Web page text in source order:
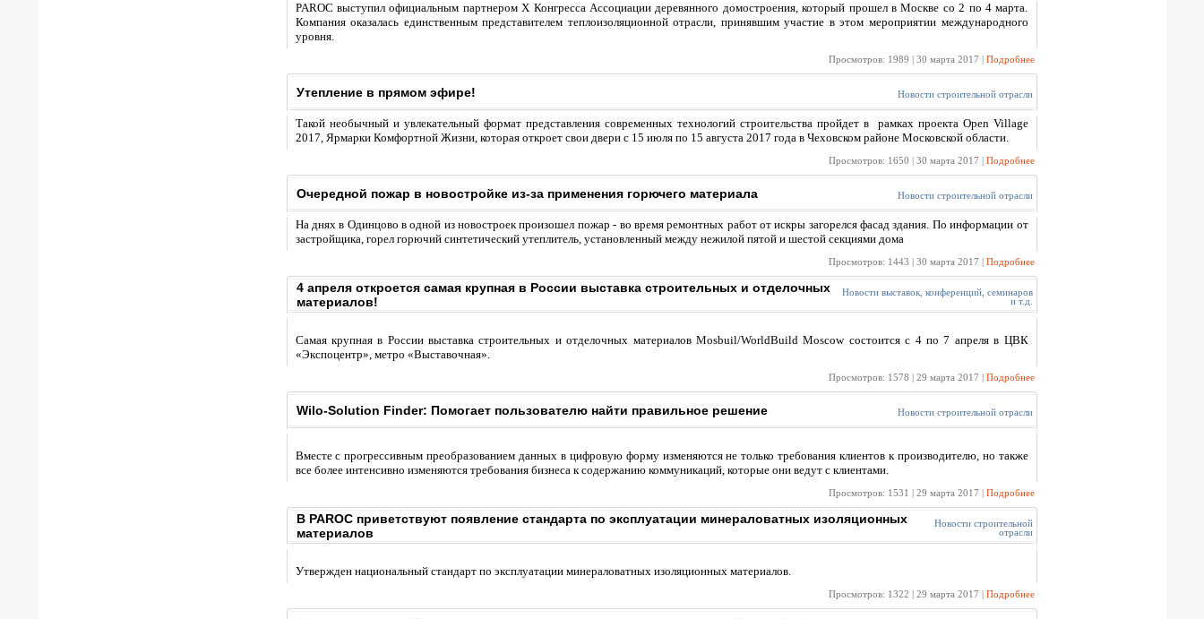
PAROC выступил официальным партнером X Конгресса Ассоциации деревянного домостроения, который прошел в Москве со 2 по 4 марта.
Компания оказалась единственным представителем теплоизоляционной отрасли, принявшим участие в этом мероприятии международного
уровня.
Просмотров: 1989 | 30 марта 2017 | Подробнее
Утепление в прямом эфире! Новости строительной отрасли
Такой необычный и увлекательный формат представления современных технологий строительства пройдет в рамках проекта Open Village
2017, Ярмарки Комфортной Жизни, которая откроет свои двери с 15 июля по 15 августа 2017 года в Чеховском районе Московской области.
Просмотров: 1650 | 30 марта 2017 | Подробнее
Очередной пожар в новостройке из-за применения горючего материала Новости строительной отрасли
На днях в Одинцово в одной из новостроек произошел пожар - во время ремонтных работ от искры загорелся фасад здания. По информации от
застройщика, горел горючий синтетический утеплитель, установленный между нежилой пятой и шестой секциями дома
Просмотров: 1443 | 30 марта 2017 | Подробнее
4 апреля откроется самая крупная в России выставка строительных и отделочных
материалов!
Новости выставок, конференций, семинаров
и т.д.
Самая крупная в России выставка строительных и отделочных материалов Mosbuil/WorldBuild Moscow состоится с 4 по 7 апреля в ЦВК
«Экспоцентр», метро «Выставочная».
Просмотров: 1578 | 29 марта 2017 | Подробнее
Wilo-Solution Finder: Помогает пользователю найти правильное решение Новости строительной отрасли
Вместе с прогрессивным преобразованием данных в цифровую форму изменяются не только требования клиентов к производителю, но также
все более интенсивно изменяются требования бизнеса к содержанию коммуникаций, которые они ведут с клиентами.
Просмотров: 1531 | 29 марта 2017 | Подробнее
В PAROC приветствуют появление стандарта по эксплуатации минераловатных изоляционных
материалов
Новости строительной
отрасли
Утвержден национальный стандарт по эксплуатации минераловатных изоляционных материалов.
Просмотров: 1322 | 29 марта 2017 | Подробнее